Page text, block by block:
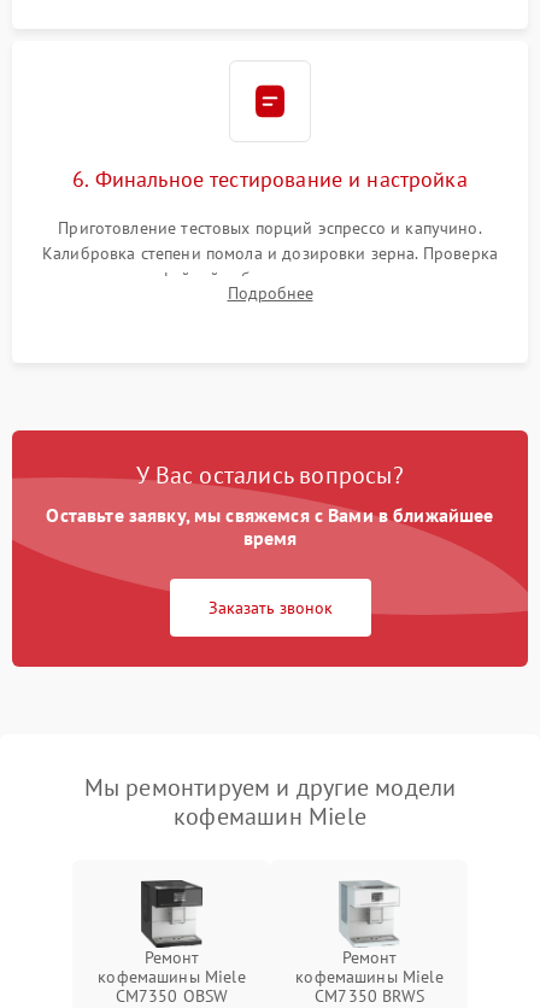
6. Финальное тестирование и настройка
Приготовление тестовых порций эспрессо и капучино.
Калибровка степени помола и дозировки зерна. Проверка
плотности кофейной таблетки, температуры напитка и
качества молочной пены. Контроль отсутствия посторонних
Подробнее
У Вас остались вопросы?
Оставьте заявку, мы свяжемся с Вами в ближайшее
время
Заказать звонок
Мы ремонтируем и другие модели
кофемашин Miele
Ремонт
кофемашины Miele
CM7350 OBSW
Ремонт
кофемашины Miele
CM7350 BRWS